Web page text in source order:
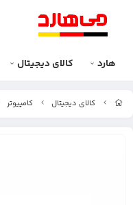
هارد کالای دیجیتال
کالای دیجیتال کامپیوتر